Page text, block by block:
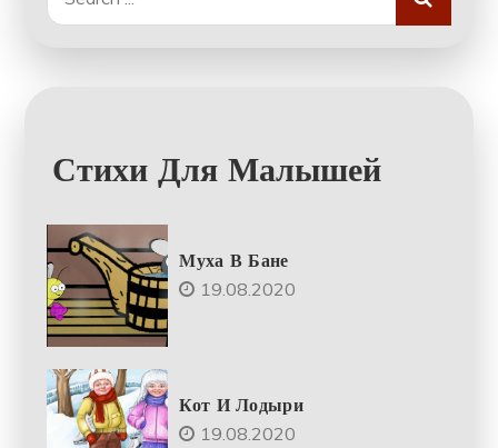
for:
Стихи Для Малышей
Муха В Бане
19.08.2020
Кот И Лодыри
19.08.2020